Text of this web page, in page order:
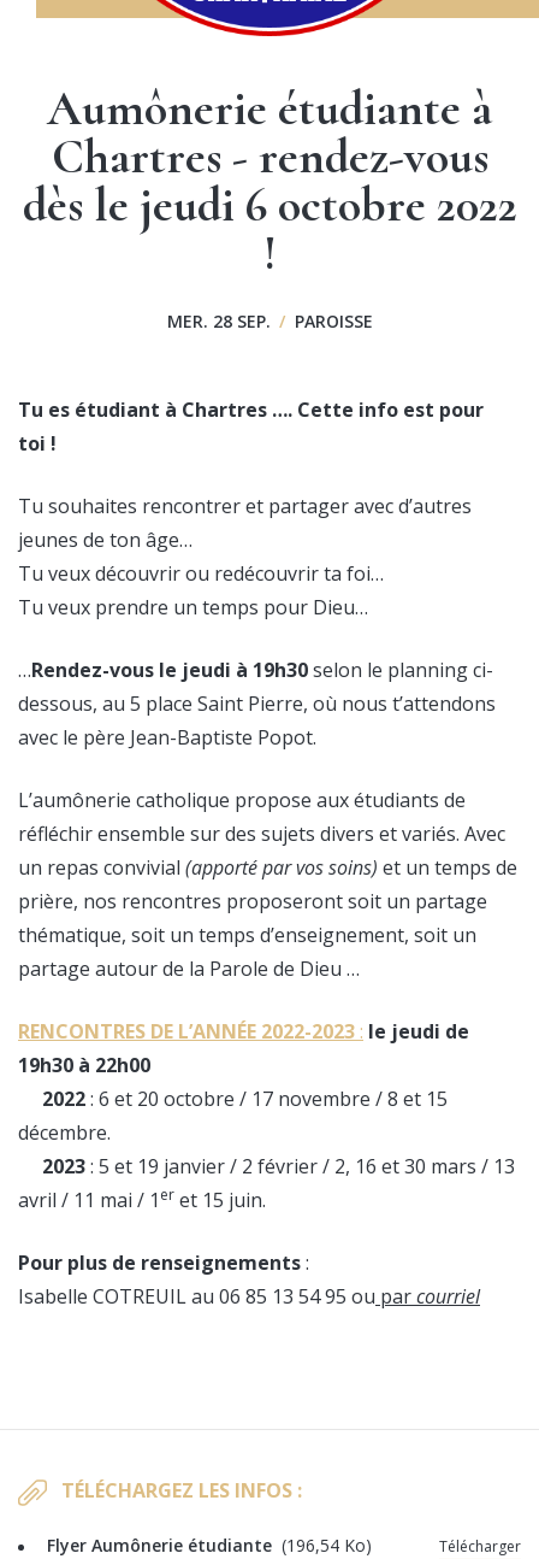
Aumônerie étudiante à
Chartres - rendez-vous
dès le jeudi 6 octobre 2022
!
MER. 28 SEP. / PAROISSE
Tu es étudiant à Chartres …. Cette info est pour
toi !
Tu souhaites rencontrer et partager avec d’autres
jeunes de ton âge…
Tu veux découvrir ou redécouvrir ta foi…
Tu veux prendre un temps pour Dieu…
…Rendez-vous le jeudi à 19h30selon le planning ci-
dessous, au 5 place Saint Pierre, où nous t’attendons
avec le père Jean-Baptiste Popot.
L’aumônerie catholique propose aux étudiants de
réfléchir ensemble sur des sujets divers et variés. Avec
un repas convivial (apporté par vos soins) et un temps de
prière, nos rencontres proposeront soit un partage
thématique, soit un temps d’enseignement, soit un
partage autour de la Parole de Dieu …
RENCONTRES DE L’ANNÉE 2022-2023 : le jeudi de
19h30 à 22h00
2022: 6 et 20 octobre / 17 novembre / 8 et 15
décembre.
2023: 5 et 19 janvier / 2 février / 2, 16 et 30 mars / 13
avril / 11 mai / 1 er et 15 juin.
Pour plus de renseignements:
Isabelle COTREUIL au 06 85 13 54 95 ou parcourriel
TÉLÉCHARGEZ LES INFOS :
Flyer Aumônerie étudiante (196,54 Ko) Télécharger